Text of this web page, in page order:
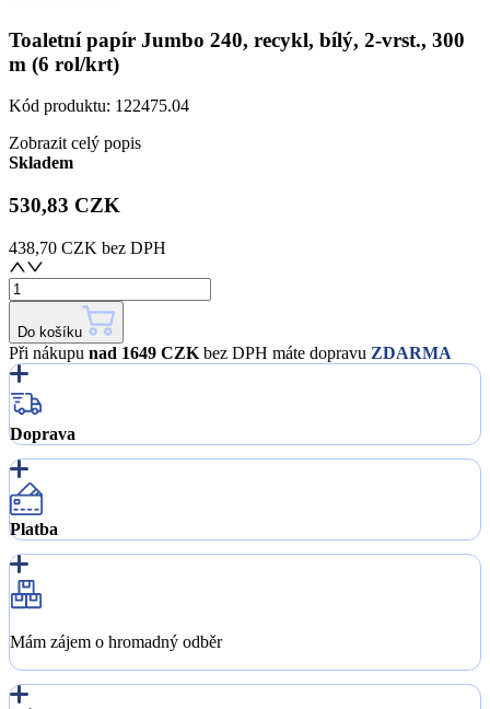
Toaletní papír Jumbo 240, recykl, bílý, 2-vrst., 300
m (6 rol/krt)
Kód produktu: 122475.04
Zobrazit celý popis
Skladem
530,83 CZK
438,70 CZK bez DPH
Do košíku
Při nákupu nad 1649 CZK bez DPH máte dopravu ZDARMA
Doprava
Platba
Mám zájem o hromadný odběr